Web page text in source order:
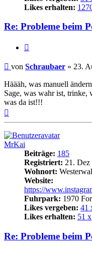
Likes erhalten:
Re: Probleme beim
Beitrag
von Schraubaer » 23.
Häääh, was manuell
Sage, was wahr ist, trinke,
was da ist!!!
MrKai
Beiträge: 185
Registriert: 21. Dez
Wohnort:
Website:
https://
Fuhrpark: 1970
Likes vergeben: 41
Likes erhalten: 51 x
Re: Probleme beim